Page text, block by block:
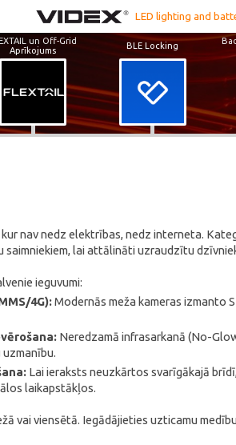
LED lighting and
un Off-Grid
Aprīkojums
BLE Locking
nav nedz elektrības, nedz interneta.
saimniekiem, lai attālināti uzraudzītu
ieguvumi:
4G):Modernās meža kameras izmanto
Neredzamā infrasarkanā (No-
Lai ieraksts neuzkārtos svarīgākajā
laikapstākļos.
vai viensētā. Iegādājieties uzticamu